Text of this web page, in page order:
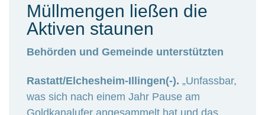
Müllmengen ließen die
Aktiven staunen
Behörden und Gemeinde unterstützten
Rastatt/Elchesheim-Illingen(-). „Unfassbar,
was sich nach einem Jahr Pause am
Goldkanalufer angesammelt hat und das